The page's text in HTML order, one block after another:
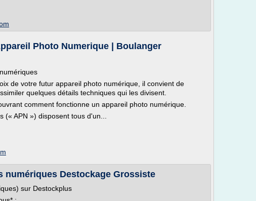
Photo Numerique | Boulanger
de votre futur appareil photo numérique, il convient de
quelques détails techniques qui les divisent.
comment fonctionne un appareil photo numérique.
APN ») disposent tous d'un...
numériques Destockage Grossiste
sur Destockplus